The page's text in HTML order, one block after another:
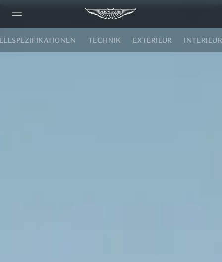
TECHNIK EXTERIEUR INTERIEUR